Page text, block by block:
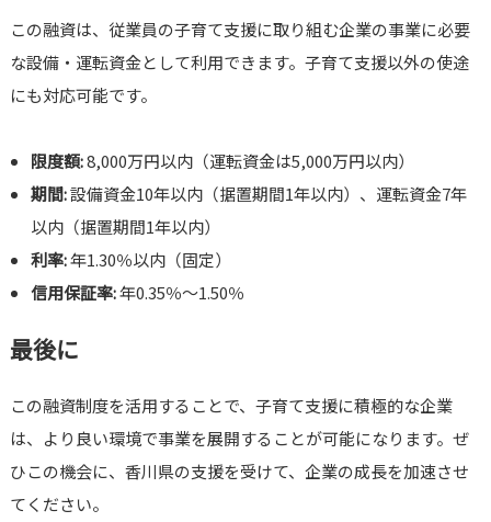
この融資は、従業員の子育て支援に取り組む企業の事業に必要
な設備・運転資金として利用できます。子育て支援以外の使途
にも対応可能です。
限度額:8,000万円以内（運転資金は5,000万円以内）
期間:設備資金10年以内（据置期間1年以内）、運転資金7年
以内（据置期間1年以内）
利率:年1.30％以内（固定）
信用保証率:年0.35％～1.50％
最後に
この融資制度を活用することで、子育て支援に積極的な企業
は、より良い環境で事業を展開することが可能になります。ぜ
ひこの機会に、香川県の支援を受けて、企業の成長を加速させ
てください。